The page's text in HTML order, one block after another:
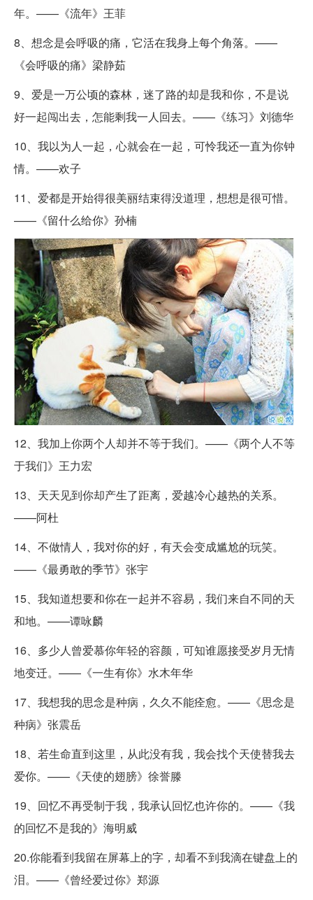
年。——《流年》王菲
8、想念是会呼吸的痛，它活在我身上每个角落。——
《会呼吸的痛》梁静茹
9、爱是一万公顷的森林，迷了路的却是我和你，不是说
好一起闯出去，怎能剩我一人回去。——《练习》刘德华
10、我以为人一起，心就会在一起，可怜我还一直为你钟
情。——欢子
11、爱都是开始得很美丽结束得没道理，想想是很可惜。
——《留什么给你》孙楠
12、我加上你两个人却并不等于我们。——《两个人不等
于我们》王力宏
13、天天见到你却产生了距离，爱越冷心越热的关系。
——阿杜
14、不做情人，我对你的好，有天会变成尴尬的玩笑。
——《最勇敢的季节》张宇
15、我知道想要和你在一起并不容易，我们来自不同的天
和地。——谭咏麟
16、多少人曾爱慕你年轻的容颜，可知谁愿接受岁月无情
地变迁。——《一生有你》水木年华
17、我想我的思念是种病，久久不能痊愈。——《思念是
种病》张震岳
18、若生命直到这里，从此没有我，我会找个天使替我去
爱你。——《天使的翅膀》徐誉滕
19、回忆不再受制于我，我承认回忆也许你的。——《我
的回忆不是我的》海明威
20.你能看到我留在屏幕上的字，却看不到我滴在键盘上的
泪。——《曾经爱过你》郑源